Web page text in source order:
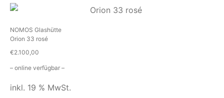
NOMOS Glashütte
Orion 33 rosé
€2.100,00
– online verfügbar –
inkl. 19 % MwSt.